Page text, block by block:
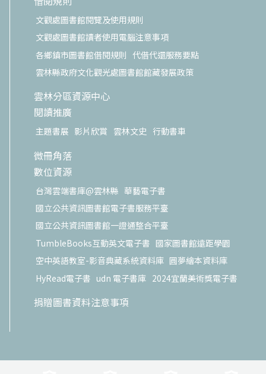
文觀處圖書館閱覽及使用規則
文觀處圖書館讀者使用電腦注意事項
各鄉鎮市圖書館借閱規則 代借代還服務要點
雲林縣政府文化觀光處圖書館館藏發展政策
雲林分區資源中心
閱讀推廣
主題書展 影片欣賞 雲林文史 行動書車
微冊角落
數位資源
台灣雲端書庫@雲林縣 華藝電子書
國立公共資訊圖書館電子書服務平臺
國立公共資訊圖書館一證通整合平臺
TumbleBooks互動英文電子書 國家圖書館遠距學園
空中英語教室-影音典藏系統資料庫 圓夢繪本資料庫
HyRead電子書 udn 電子書庫 2024宜蘭美術獎電子書
捐贈圖書資料注意事項